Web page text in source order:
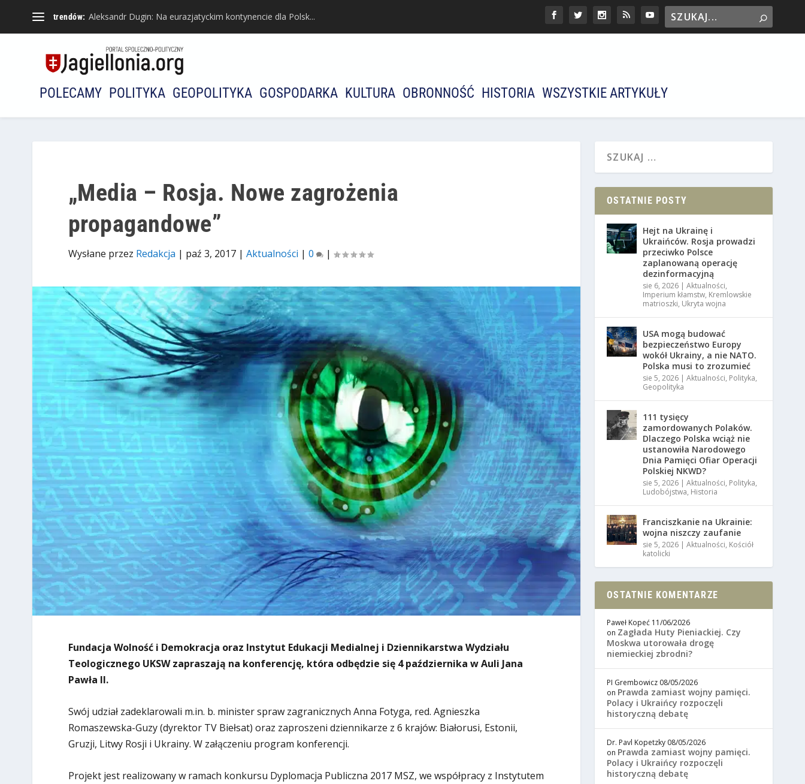
trendów: Aleksandr Dugin: Na eurazjatyckim kontynencie dla Polsk...
POLECAMY POLITYKA GEOPOLITYKA GOSPODARKA KULTURA OBRONNOŚĆ HISTORIA WSZYSTKIE ARTYKUŁY
„Media – Rosja. Nowe zagrożenia
propagandowe”
Wysłane przez Redakcja | paź 3, 2017| Aktualności | 0 |
Fundacja Wolność i Demokracja oraz Instytut Edukacji Medialnej i Dziennikarstwa Wydziału
Teologicznego UKSW zapraszają na konferencję, która odbędzie się 4 października w Auli Jana
Pawła II.
Swój udział zadeklarowali m.in. b. minister spraw zagranicznych Anna Fotyga, red. Agnieszka
Romaszewska-Guzy (dyrektor TV Biełsat) oraz zaproszeni dziennikarze z 6 krajów: Białorusi, Estonii,
Gruzji, Litwy Rosji i Ukrainy. W załączeniu program konferencji.
Projekt jest realizowany w ramach konkursu Dyplomacja Publiczna 2017 MSZ, we współpracy z Instytutem
OSTATNIE POSTY
Hejt na Ukrainę i
Ukraińców. Rosja prowadzi
przeciwko Polsce
zaplanowaną operację
dezinformacyjną
sie 6, 2026 |Aktualności,
Imperium kłamstw, Kremlowskie
matrioszki, Ukryta wojna
USA mogą budować
bezpieczeństwo Europy
wokół Ukrainy, a nie NATO.
Polska musi to zrozumieć
sie 5, 2026 |Aktualności, Polityka,
Geopolityka
111 tysięcy
zamordowanych Polaków.
Dlaczego Polska wciąż nie
ustanowiła Narodowego
Dnia Pamięci Ofiar Operacji
Polskiej NKWD?
sie 5, 2026 |Aktualności, Polityka,
Ludobójstwa, Historia
Franciszkanie na Ukrainie:
wojna niszczy zaufanie
sie 5, 2026 |Aktualności, Kościół
katolicki
OSTATNIE KOMENTARZE
Paweł Kopeć 11/06/2026
on Zagłada Huty Pieniackiej. Czy
Moskwa utorowała drogę
niemieckiej zbrodni?
PI Grembowicz 08/05/2026
on Prawda zamiast wojny pamięci.
Polacy i Ukraińcy rozpoczęli
historyczną debatę
Dr. Pavl Kopetzky 08/05/2026
on Prawda zamiast wojny pamięci.
Polacy i Ukraińcy rozpoczęli
historyczną debatę